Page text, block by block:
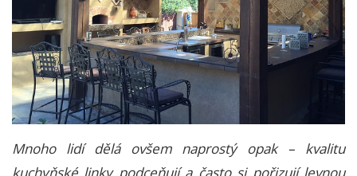
Mnoho lidí dělá ovšem naprostý opak – kvalitu
kuchyňské linky podceňují a často si pořizují levnou